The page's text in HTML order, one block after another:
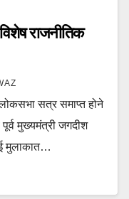
राजनीतिक
सत्र समाप्त होने
मुख्यमंत्री जगदीश
मुलाकात…